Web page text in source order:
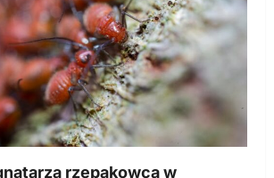
rzepakowca w